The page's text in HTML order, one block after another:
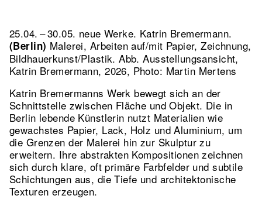
25.04. – 30.05. neue Werke. Katrin Bremermann.
(Berlin) Malerei, Arbeiten auf/mit Papier, Zeichnung,
Bildhauerkunst/Plastik.Abb. Ausstellungsansicht,
Katrin Bremermann, 2026, Photo: Martin Mertens
Katrin Bremermanns Werk bewegt sich an der
Schnittstelle zwischen Fläche und Objekt. Die in
Berlin lebende Künstlerin nutzt Materialien wie
gewachstes Papier, Lack, Holz und Aluminium, um
die Grenzen der Malerei hin zur Skulptur zu
erweitern. Ihre abstrakten Kompositionen zeichnen
sich durch klare, oft primäre Farbfelder und subtile
Schichtungen aus, die Tiefe und architektonische
Texturen erzeugen.